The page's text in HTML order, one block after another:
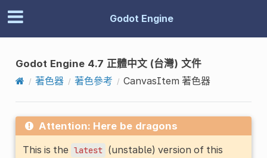
Godot Engine
Godot Engine 4.7 正體中文 (台灣) 文件
著色器
著色參考 CanvasItem 著色器
Attention: Here be dragons
This is the latest (unstable) version of this